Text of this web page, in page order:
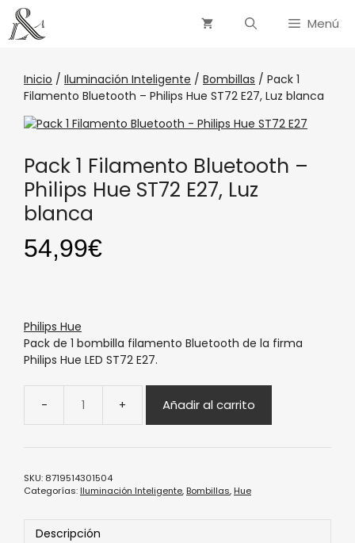
Menú
Inicio / Iluminación Inteligente / Bombillas / Pack 1
Filamento Bluetooth – Philips Hue ST72 E27, Luz blanca
Pack 1 Filamento Bluetooth –
Philips Hue ST72 E27, Luz
blanca
54,99€
Philips Hue
Pack de 1 bombilla filamento Bluetooth de la firma
Philips Hue LED ST72 E27.
Añadir al carrito
SKU: 8719514301504
Categorías:Iluminación Inteligente,Bombillas,Hue
Descripción